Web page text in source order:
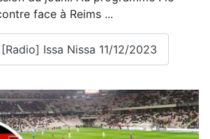
face à Reims ...
Issa Nissa 11/12/2023